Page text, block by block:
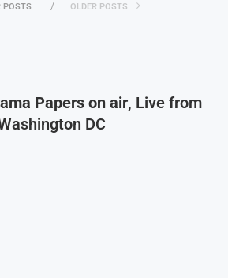
POSTS OLDER POSTS
Papers on air, Live from
DC